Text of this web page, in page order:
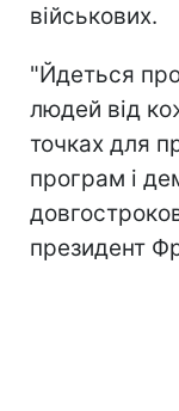
військових.
"Йдеться
людей від
точках для
програм і
президент